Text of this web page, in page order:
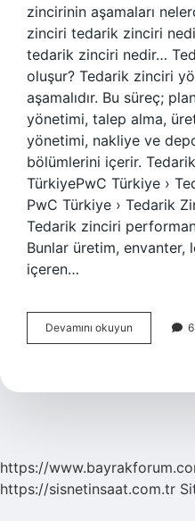
zincirinin aşamaları
zinciri tedarik zinciri
tedarik zinciri nedir…
oluşur? Tedarik zinciri
aşamalıdır. Bu süreç;
yönetimi, talep alma,
yönetimi, nakliye ve
bölümlerini içerir.
TürkiyePwC Türkiye ›
PwC Türkiye › Tedarik
Tedarik zinciri
Bunlar üretim, envanter,
içeren…
Devamını okuyun
Zinciri
https://
https://sisnetinsaat.com.tr